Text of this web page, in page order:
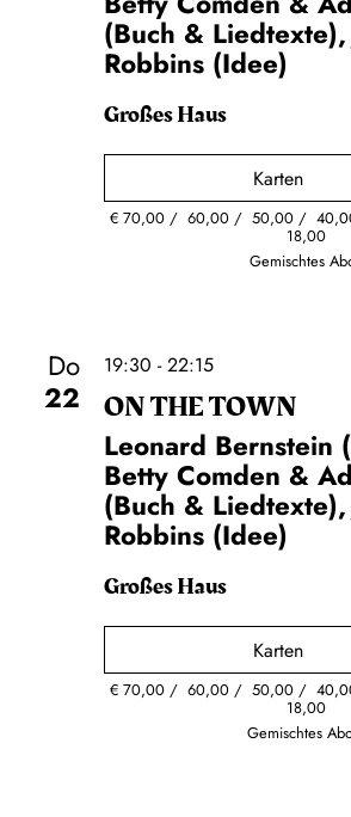
(Buch & Liedtexte),
Robbins (Idee)
Großes Haus
Karten
€ 70,00 60,00 50,00
18,00
Gemischtes
Do
22
19:30 - 22:15
ON THE TOWN
Leonard Bernstein
Betty Comden &
(Buch & Liedtexte),
Robbins (Idee)
Großes Haus
Karten
€ 70,00 60,00 50,00
18,00
Gemischtes